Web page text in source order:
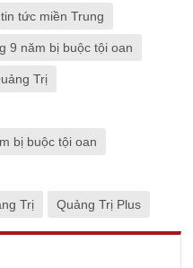
tin tức miền Trung
9 năm bị buộc tội oan
Trị
bị buộc tội oan
Trị Quảng Trị Plus